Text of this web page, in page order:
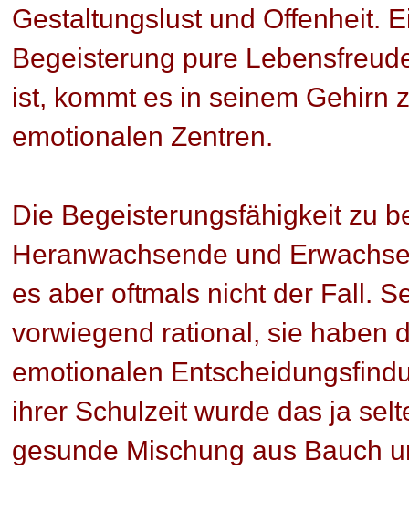
Gestaltungslust und Offenheit.
Begeisterung pure
ist, kommt es in seinem Gehirn
emotionalen Zentren.
Die Begeisterungsfähigkeit zu
Heranwachsende und
es aber oftmals nicht der Fall.
vorwiegend rational, sie haben
emotionalen
ihrer Schulzeit wurde das ja
gesunde Mischung aus Bauch